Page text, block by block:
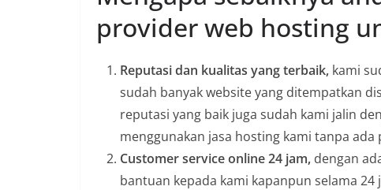
provider web hosting
Reputasi dan kualitas yang terbaik, kami
sudah banyak website yang ditempatkan
reputasi yang baik juga sudah kami jalin
menggunakan jasa hosting kami tanpa ada
Customer service online 24 jam, dengan
bantuan kepada kami kapanpun selama 24